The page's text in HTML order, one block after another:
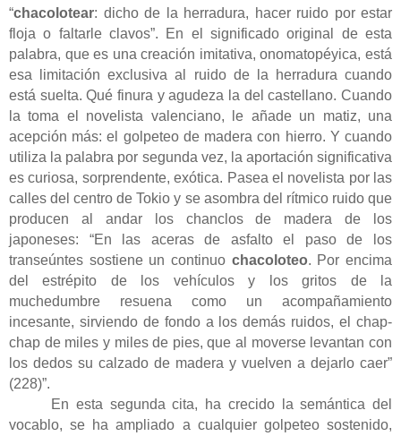
“chacolotear: dicho de la herradura, hacer ruido por estar
floja o faltarle clavos”. En el significado original de esta
palabra, que es una creación imitativa, onomatopéyica, está
esa limitación exclusiva al ruido de la herradura cuando
está suelta. Qué finura y agudeza la del castellano. Cuando
la toma el novelista valenciano, le añade un matiz, una
acepción más: el golpeteo de madera con hierro. Y cuando
utiliza la palabra por segunda vez, la aportación significativa
es curiosa, sorprendente, exótica. Pasea el novelista por las
calles del centro de Tokio y se asombra del rítmico ruido que
producen al andar los chanclos de madera de los
japoneses: “En las aceras de asfalto el paso de los
transeúntes sostiene un continuo chacoloteo. Por encima
del estrépito de los vehículos y los gritos de la
muchedumbre resuena como un acompañamiento
incesante, sirviendo de fondo a los demás ruidos, el chap-
chap de miles y miles de pies, que al moverse levantan con
los dedos su calzado de madera y vuelven a dejarlo caer”
(228)”.
En esta segunda cita, ha crecido la semántica del
vocablo, se ha ampliado a cualquier golpeteo sostenido,